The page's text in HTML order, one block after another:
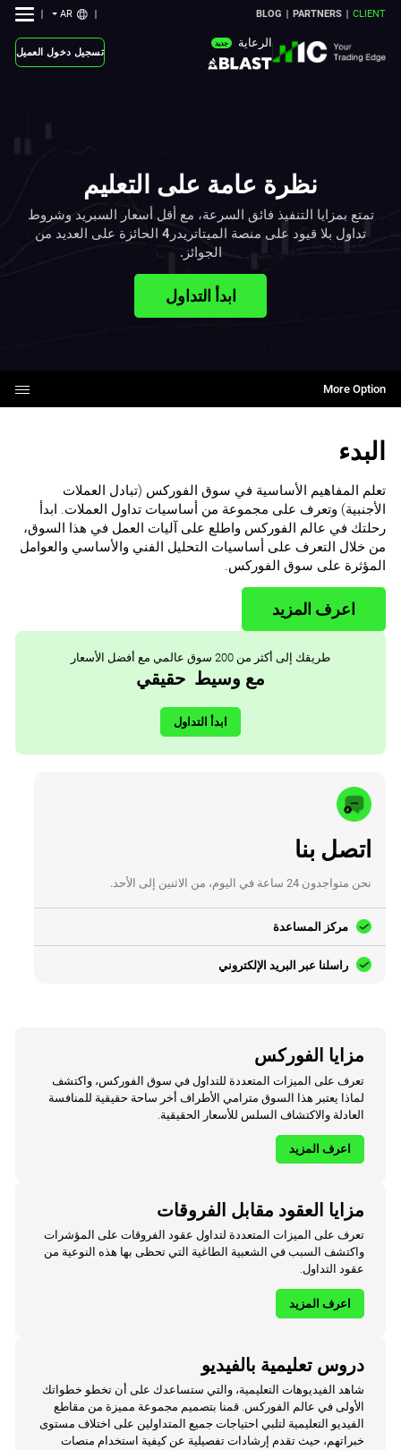
CLIENT
PARTNERS
BLOG
AR
الرعاية جديد
تسجيل دخول العميل
نظرة عامة على التعليم
تمتع بمزايا التنفيذ فائق السرعة، مع أقل أسعار السبريد وشروط
تداول بلا قيود على منصة الميتاتريدر4 الحائزة على العديد من
الجوائز.
ابدأ التداول
More Option
البدء
تعلم المفاهيم الأساسية في سوق الفوركس (تبادل العملات
الأجنبية) وتعرف على مجموعة من أساسيات تداول العملات. ابدأ
رحلتك في عالم الفوركس واطلع على آليات العمل في هذا السوق،
من خلال التعرف على أساسيات التحليل الفني والأساسي والعوامل
المؤثرة على سوق الفوركس.
اعرف المزيد
طريقك إلى أكثر من 200 سوق عالمي مع أفضل الأسعار
مع وسيط حقيقي
ابدأ التداول
اتصل بنا
نحن متواجدون 24 ساعة في اليوم، من الاثنين إلى الأحد.
مركز المساعدة
راسلنا عبر البريد الإلكتروني
مزايا الفوركس
تعرف على الميزات المتعددة للتداول في سوق الفوركس، واكتشف
لماذا يعتبر هذا السوق مترامي الأطراف أخر ساحة حقيقية للمنافسة
العادلة والاكتشاف السلس للأسعار الحقيقية.
اعرف المزيد
مزايا العقود مقابل الفروقات
تعرف على الميزات المتعددة لتداول عقود الفروقات على المؤشرات
واكتشف السبب في الشعبية الطاغية التي تحظى بها هذه النوعية من
عقود التداول.
اعرف المزيد
دروس تعليمية بالفيديو
شاهد الفيديوهات التعليمية، والتي ستساعدك على أن تخطو خطواتك
الأولى في عالم الفوركس. قمنا بتصميم مجموعة مميزة من مقاطع
الفيديو التعليمية لتلبي احتياجات جميع المتداولين على اختلاف مستوى
خبراتهم، حيث تقدم إرشادات تفصيلية عن كيفية استخدام منصات